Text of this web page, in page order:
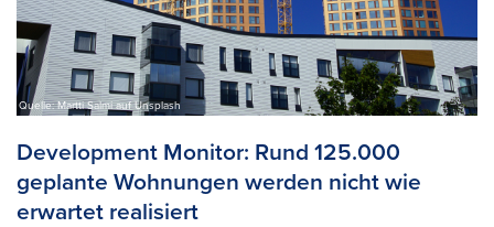
Quelle: Martti Salmi auf Unsplash
Development Monitor: Rund 125.000
geplante Wohnungen werden nicht wie
erwartet realisiert